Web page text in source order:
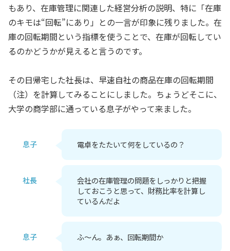
もあり、在庫管理に関連した経営分析の説明、特に「在庫
のキモは“回転”にあり」との一言が印象に残りました。在
庫の回転期間という指標を使うことで、在庫が回転してい
るのかどうかが見えると言うのです。
その日帰宅した社長は、早速自社の商品在庫の回転期間
（注）を計算してみることにしました。ちょうどそこに、
大学の商学部に通っている息子がやって来ました。
息子 電卓をたたいて何をしているの？
社長
会社の在庫管理の問題をしっかりと把握
しておこうと思って、財務比率を計算し
ているんだよ
息子 ふ～ん。あぁ、回転期間か